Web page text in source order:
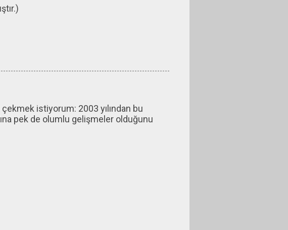
istiyorum: 2003 yılından bu
pek de olumlu gelişmeler olduğunu